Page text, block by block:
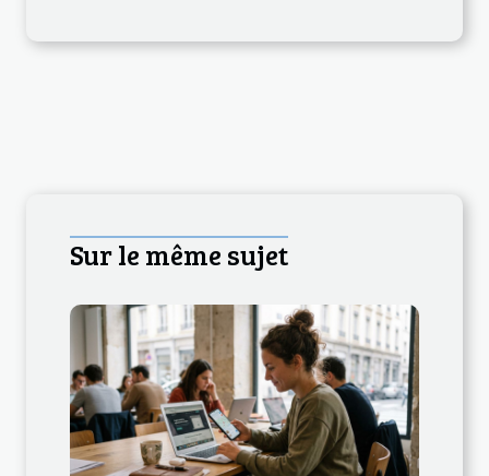
Sur le même sujet